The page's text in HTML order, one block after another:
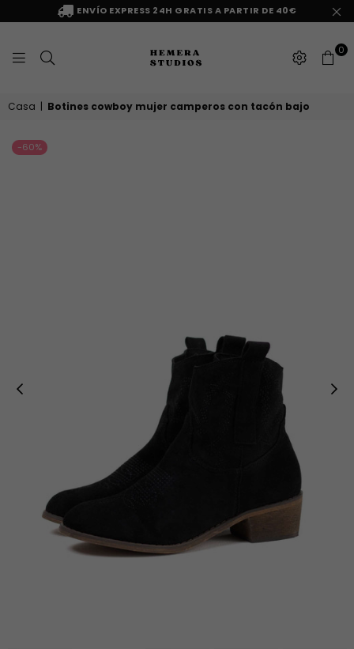
ENVÍO EXPRESS 24H GRATIS A PARTIR DE 40€
HEMERA
STUDIOS
0
Casa | Botines cowboy mujer camperos con tacón bajo
-60%